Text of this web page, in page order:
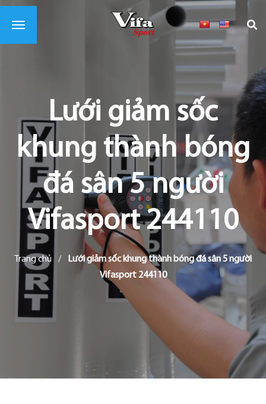
Lưới giảm sốc
khung thành bóng
đá sân 5 người
Vifasport 244110
Trang chủ /
Lưới giảm sốc khung thành bóng đá sân 5 người
Vifasport 244110